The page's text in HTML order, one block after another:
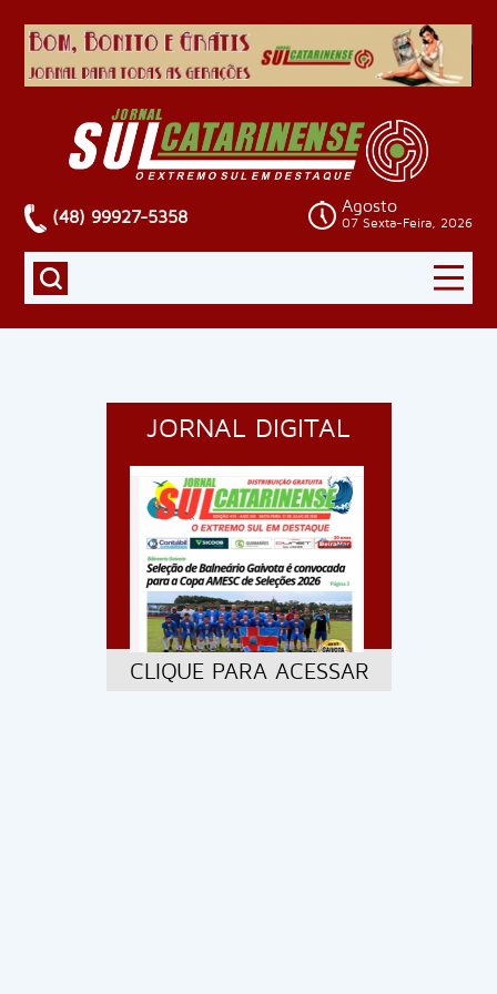
(48) 99927-5358
Agosto
07 Sexta-Feira, 2026
JORNAL DIGITAL
CLIQUE PARA ACESSAR